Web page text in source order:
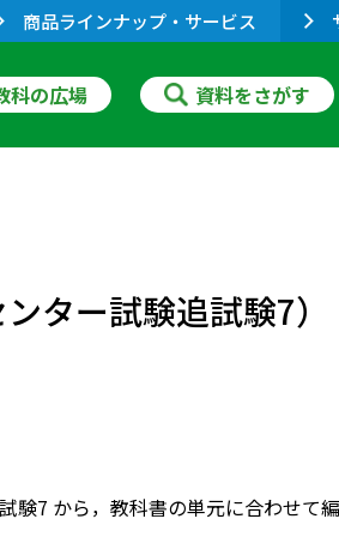
商品ラインナップ・サービス
科の広場 資料をさがす
ター試験追試験7）
験7 から，教科書の単元に合わせて